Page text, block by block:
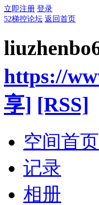
立即注册 登录
52梯控论坛 返回首页
https://
享] [RSS]
空间首页
记录
相册